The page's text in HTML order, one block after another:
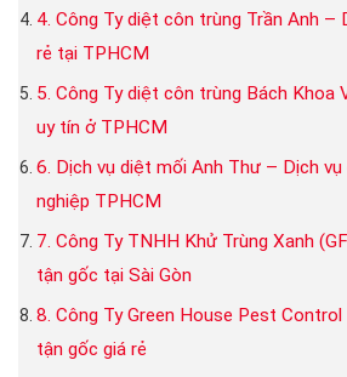
4. Công Ty diệt côn trùng Trần Anh –
rẻ tại TPHCM
5. Công Ty diệt côn trùng Bách
uy tín ở TPHCM
6. Dịch vụ diệt mối Anh Thư – Dịch
nghiệp TPHCM
7. Công Ty TNHH Khử Trùng Xanh
tận gốc tại Sài Gòn
8. Công Ty Green House Pest
tận gốc giá rẻ